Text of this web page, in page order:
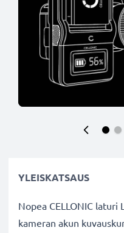
YLEISKATSAUS
Nopea CELLONIC laturi
kameran akun